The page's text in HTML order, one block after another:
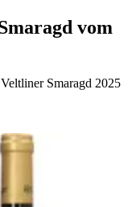
vom
Smaragd 2025